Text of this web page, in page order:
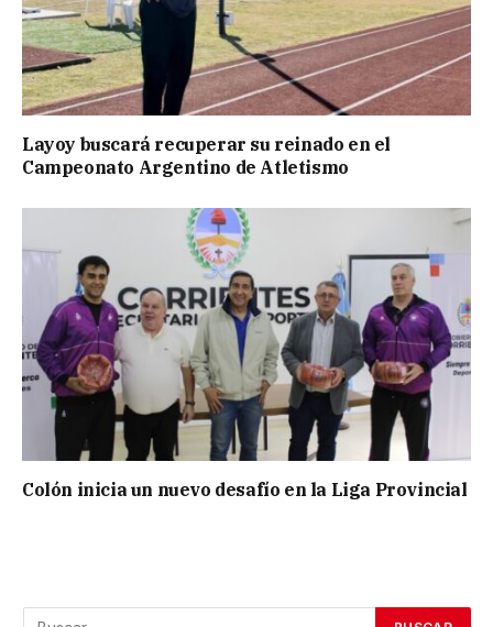
Layoy buscará recuperar su reinado en el
Campeonato Argentino de Atletismo
Colón inicia un nuevo desafío en la Liga Provincial